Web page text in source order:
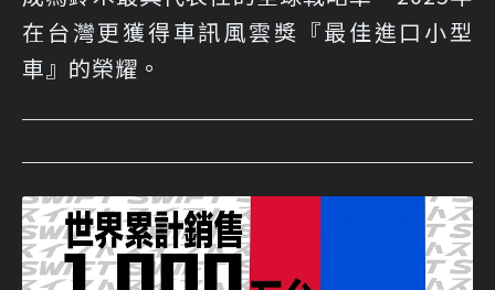
在台灣更獲得車訊風雲獎『最佳進口小型
車』的榮耀。